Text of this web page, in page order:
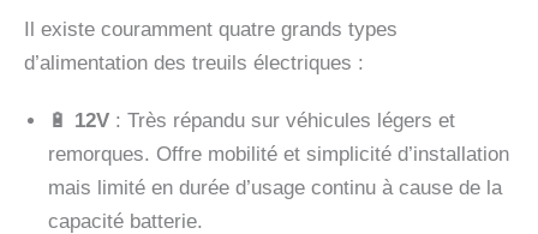
Il existe couramment quatre grands types
d’alimentation des treuils électriques :
🔋 12V : Très répandu sur véhicules légers et
remorques. Offre mobilité et simplicité d’installation
mais limité en durée d’usage continu à cause de la
capacité batterie.